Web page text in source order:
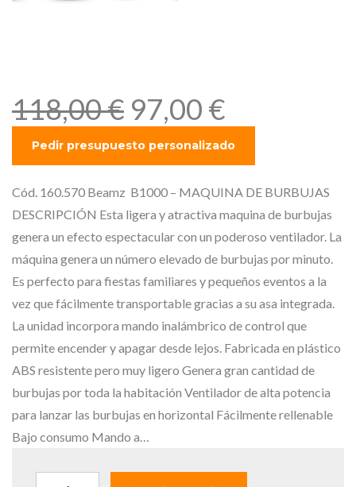
118,00€ E
l
p
r
e
c
i
o
o
r
i
g
i
n
a
l
e
97,00 €E
l
p
r
e
c
i
o
a
c
t
u
a
l
e
:
Cód. 160.570 Beamz B1000 – MAQUINA DE BURBUJAS
DESCRIPCIÓN Esta ligera y atractiva maquina de burbujas
genera un efecto espectacular con un poderoso ventilador. La
máquina genera un número elevado de burbujas por minuto.
Es perfecto para fiestas familiares y pequeños eventos a la
vez que fácilmente transportable gracias a su asa integrada.
La unidad incorpora mando inalámbrico de control que
permite encender y apagar desde lejos. Fabricada en plástico
ABS resistente pero muy ligero Genera gran cantidad de
burbujas por toda la habitación Ventilador de alta potencia
para lanzar las burbujas en horizontal Fácilmente rellenable
Bajo consumo Mando a…